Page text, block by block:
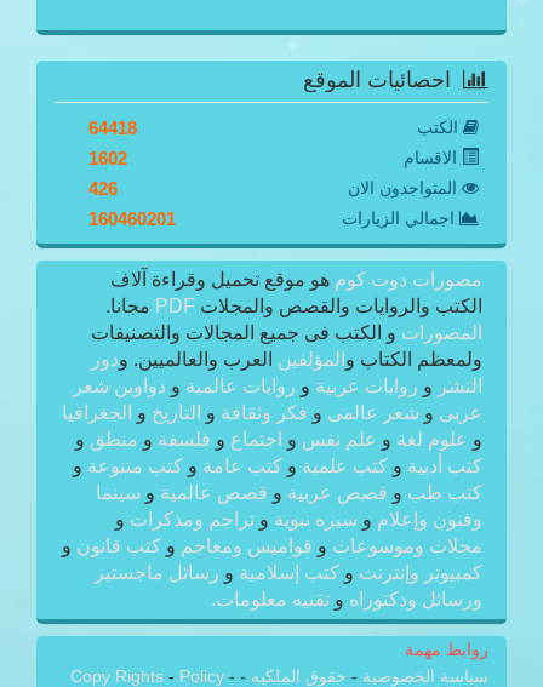
احصائيات الموقع
الكتب 64418
الاقسام 1602
المتواجدون الان 426
اجمالي الزيارات 160460201
مصورات دوت كوم هو موقع تحميل وقراءة آلاف
الكتب والروايات والقصص والمجلات PDF مجانا.
المصورات و الكتب فى جميع المجالات والتصنيفات
ولمعظم الكتاب و المؤلفين العرب والعالميين. ودور
النشر و روايات عربية و روايات عالمية و دواوين شعر
عربى و شعر عالمى و فكر وثقافة و التاريخ و الجغرافيا
و علوم لغة و علم نفس و اجتماع و فلسفة و منطق و
كتب أدبية و كتب علمية و كتب عامة و كتب متنوعة و
كتب طب و قصص عربية و قصص عالمية و سينما
وفنون وإعلام و سيره نبوية و تراجم ومذكرات و
مجلات وموسوعات و قواميس ومعاجم و كتب قانون و
كمبيوتر وإنترنت و كتب إسلامية و رسائل ماجستير
ورسائل ودكتوراه و تقنيه معلومات.
روابط مهمة
سياسة الخصوصية - حقوق الملكيه -
Copy Rights - Policy -